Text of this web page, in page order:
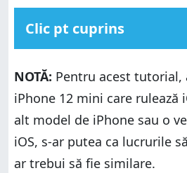
Clic pt cuprins
Unde introduci codul PUK pe
Cum introduci codul PUK pe un
Ai fost nevoit să folosești codul
debloca cartela SIM din iPhone?
NOTĂ: Pentru acest
iPhone 12 mini care rulează
alt model de iPhone sau o
iOS, s-ar putea ca lucrurile
ar trebui să fie similare.